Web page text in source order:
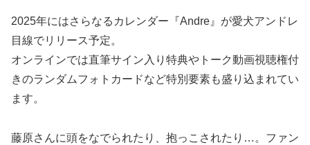
2025年にはさらなるカレンダー『Andre』が愛犬アンドレ
目線でリリース予定。
オンラインでは直筆サイン入り特典やトーク動画視聴権付
きのランダムフォトカードなど特別要素も盛り込まれてい
ます。
藤原さんに頭をなでられたり、抱っこされたり…。ファン